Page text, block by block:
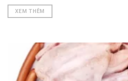
XEM THÊM